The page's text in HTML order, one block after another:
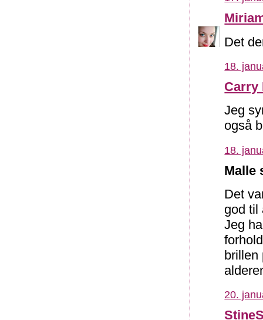
Det
18.
Carry
Jeg
også
18.
Malle
Det
god til
Jeg
brillen
20.